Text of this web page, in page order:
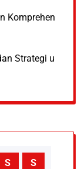
Komprehen
Strategi u
S S